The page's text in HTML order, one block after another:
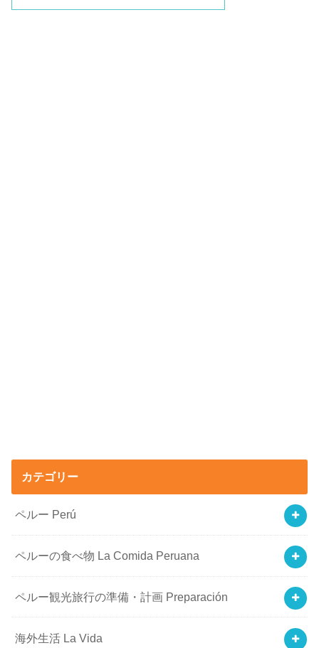
カテゴリー
ペルー Perú
ペルーの食べ物 La Comida Peruana
ペルー観光旅行の準備・計画 Preparación
海外生活 La Vida